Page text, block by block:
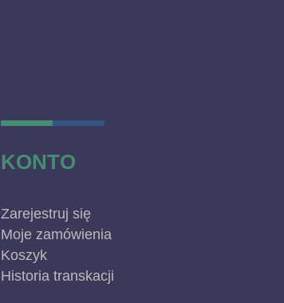
KONTO
Zarejestruj się
Moje zamówienia
Koszyk
Historia transkacji